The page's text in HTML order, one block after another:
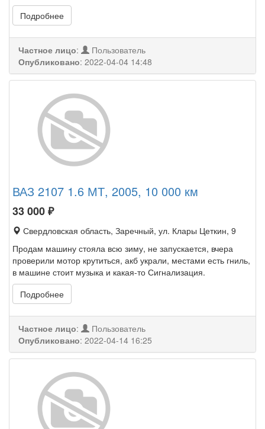
Подробнее
Частное лицо:
Пользователь
Опубликовано: 2022-04-04 14:48
ВАЗ 2107 1.6 МТ, 2005, 10 000 км
33 000₽
Свердловская область, Заречный, ул. Клары Цеткин, 9
Продам машину стояла всю зиму, не запускается, вчера
проверили мотор крутиться, акб украли, местами есть гниль,
в машине стоит музыка и какая-то Сигнализация.
Подробнее
Частное лицо:
Пользователь
Опубликовано: 2022-04-14 16:25